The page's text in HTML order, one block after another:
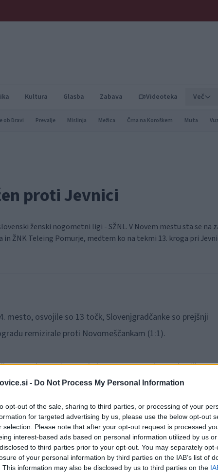
- Do Not Process My Personal Information
opt-out of the sale, sharing to third parties, or processing of your
for targeted advertising by us, please use the below opt-out
selection. Please note that after your opt-out request is processed
interest-based ads based on personal information utilized by us
to third parties prior to your opt-out. You may separately
of your personal information by third parties on the IAB’s list of
This information may also be disclosed by us to third parties on the
Kultura Glasba Zabava Videoteka Več
ob Dravi Prevalje Mislinja Mežica Črna na Koroškem Muta
proti Jevnici
ženski nogometni ligi - SŽNL. V Novem mestu sta se na
ŽNK Teleing Pomurje, medtem ko na tekmi 13. kroga pri
mesto, osvojile so 13 točk, Slovenjgradčanke so prejšnji
remizirale proti Novomeščankam (1:1).
tekma pripotovale brez prve vratarke Markovičeve, v
nej so nastopile še Ješovnik, Poberžnik, Čagran, Pušnik,
na klopi je bila Lužnikova.
in visoko zmagale 5:0, do polčasa so vodile 3:0.
v 83.minuti je rdeči karton dobila Nina Poberžnik.